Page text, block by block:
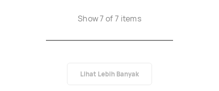
Show 7 of 7 items
Lihat Lebih Banyak